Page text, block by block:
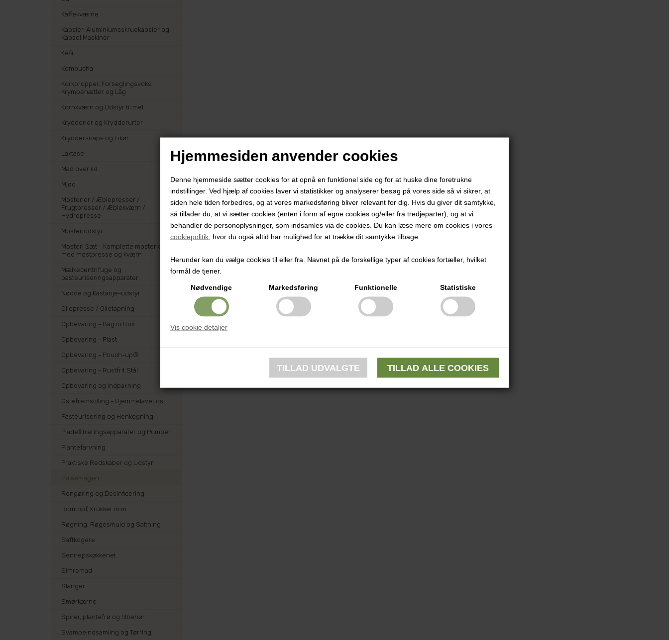
Hjemmesiden anvender cookies
Denne hjemmeside sætter cookies for at opnå en funktionel side og for at huske dine foretrukne
indstillinger. Ved hjælp af cookies laver vi statistikker og analyserer besøg på vores side så vi sikrer, at
siden hele tiden forbedres, og at vores markedsføring bliver relevant for dig. Hvis du giver dit samtykke,
så tillader du, at vi sætter cookies (enten i form af egne cookies og/eller fra tredjeparter), og at vi
behandler de personoplysninger, som indsamles via de cookies. Du kan læse mere om cookies i vores
cookiepolitik , hvor du også altid har mulighed for at trække dit samtykke tilbage.
Herunder kan du vælge cookies til eller fra. Navnet på de forskellige typer af cookies fortæller, hvilket
formål de tjener.
Nødvendige Markedsføring Funktionelle Statistiske
Vis cookie detaljer
Kaffekværne
Kapsler, Aluminiumsskruekapsler og
Kapsel Maskiner
Kefir
Kombucha
Korkpropper, Forseglingsvoks
Krympehætter og Låg
Kornkværn og Udstyr til mel
Krydderier og Krydderurter
Kryddersnaps og Likør
Laktase
Mad over ild
Mjød
Mosterier / Æblepresser /
Frugtpresser / Æblekværn /
Hydropresse
Mosteriudstyr
Mosteri Sæt - Komplette mosterier
med mostpresse og kværn
Mælkecentrifuge og
pasteuriseringsapparater
Nødde og Kastanje-udstyr
Oliepresse / Olietapning
Opbevaring - Bag in Box
Opbevaring - Plast
Opbevaring - Pouch-up®
Opbevaring - Rustfrit Stål
Opbevaring og Indpakning
Ostefremstilling - Hjemmelavet ost
Pasteurisering og Henkogning
Pladefiltreringsapparater og Pumper
Plantefarvning
Praktiske Redskaber og Udstyr
Pølsemageri
Rengøring og Desinficering
Romtopf, Krukker m.m.
Røgning, Røgesmuld og Saltning
Saftkogere
Sennepskøkkenet
Simremad
Slanger
Smørkærne
Spirer, plantefrø og tilbehør
Svampeindsamling og Tørring